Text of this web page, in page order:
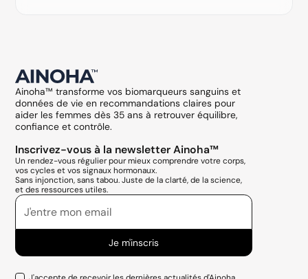
Ainoha™ transforme vos biomarqueurs sanguins et
données de vie en recommandations claires pour
aider les femmes dès 35 ans à retrouver équilibre,
confiance et contrôle.
Inscrivez-vous à la newsletter Ainoha™
Un rendez-vous régulier pour mieux comprendre votre corps,
vos cycles et vos signaux hormonaux.
Sans injonction, sans tabou. Juste de la clarté, de la science,
et des ressources utiles.